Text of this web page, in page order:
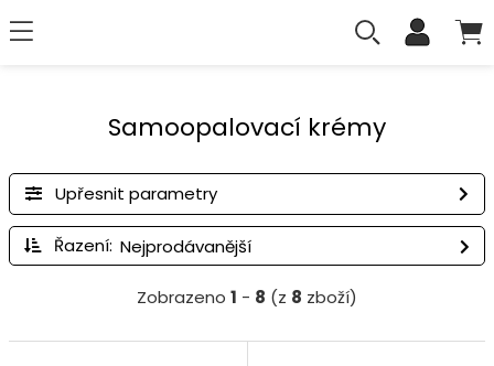
Samoopalovací krémy
Upřesnit parametry
Řazení:
Zobrazeno 1 - 8 (z 8 zboží)